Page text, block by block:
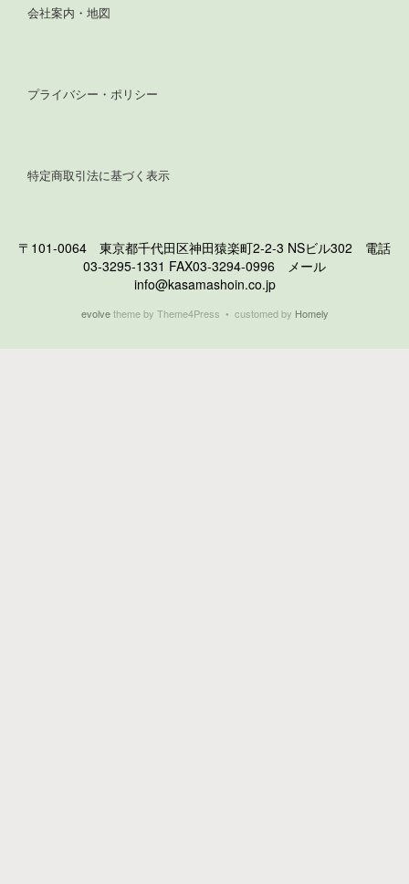
会社案内・地図
プライバシー・ポリシー
特定商取引法に基づく表示
〒101-0064 東京都千代田区神田猿楽町2-2-3 NSビル302 電話
03-3295-1331 FAX03-3294-0996 メール
info@kasamashoin.co.jp
evolvetheme by Theme4Press • customed by Homely